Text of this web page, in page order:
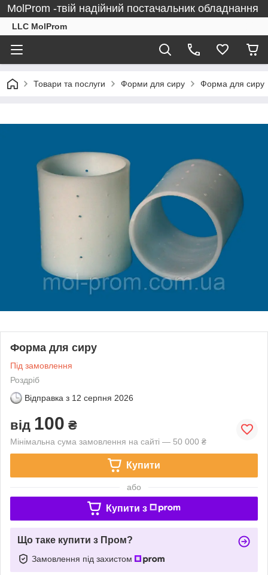
MolProm -твій надійний постачальник обладнання
LLC MolProm
Товари та послуги Форми для сиру Форма для сиру
Форма для сиру
Під замовлення
Роздріб
Відправка з 12 серпня 2026
від 100 ₴
Мінімальна сума замовлення на сайті — 50 000 ₴
Купити
або
Купити з
Що таке купити з Пром?
Замовлення під захистом